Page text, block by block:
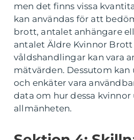
men det finns vissa
kan användas för att
brott, antalet anhängare
antalet Äldre Kvinnor
våldshandlingar kan vara
mätvärden. Dessutom
och enkäter vara
data om hur dessa kvinnor
allmänheten.